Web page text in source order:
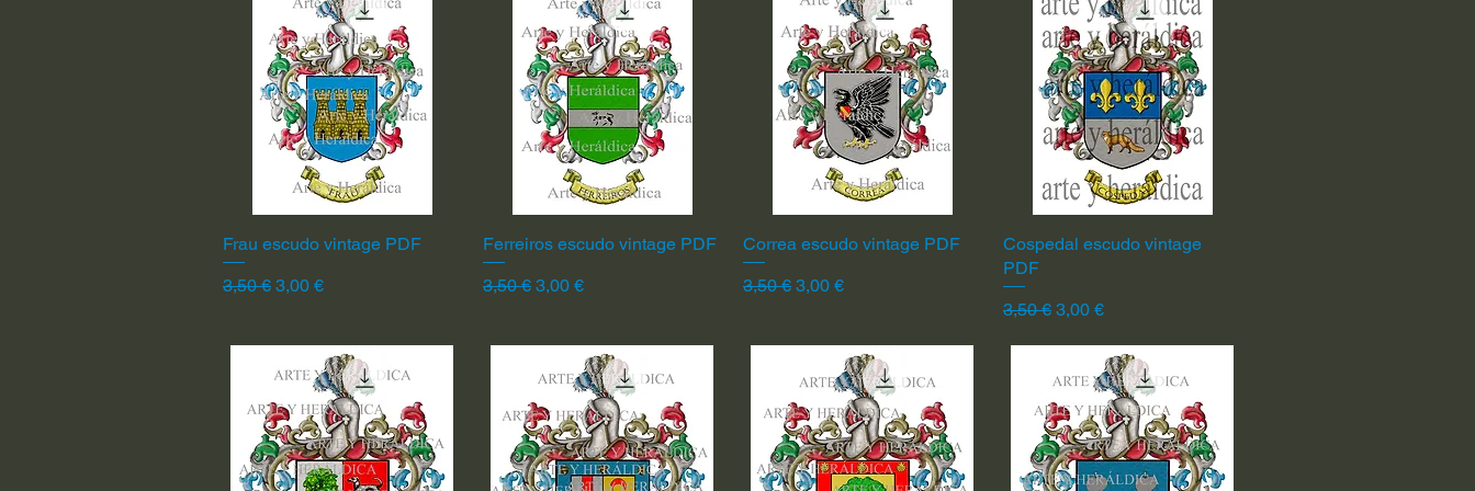
Vista rápida
Frau escudo vintage PDF
Precio
3,50 € Precio de oferta
3,00 €
Vista rápida
Ferreiros escudo vintage PDF
Precio
3,50 € Precio de oferta
3,00 €
Vista rápida
Correa escudo vintage PDF
Precio
3,50 € Precio de oferta
3,00 €
Vista rápida
Cospedal escudo vintage
PDF
Precio
3,50 € Precio de oferta
3,00 €